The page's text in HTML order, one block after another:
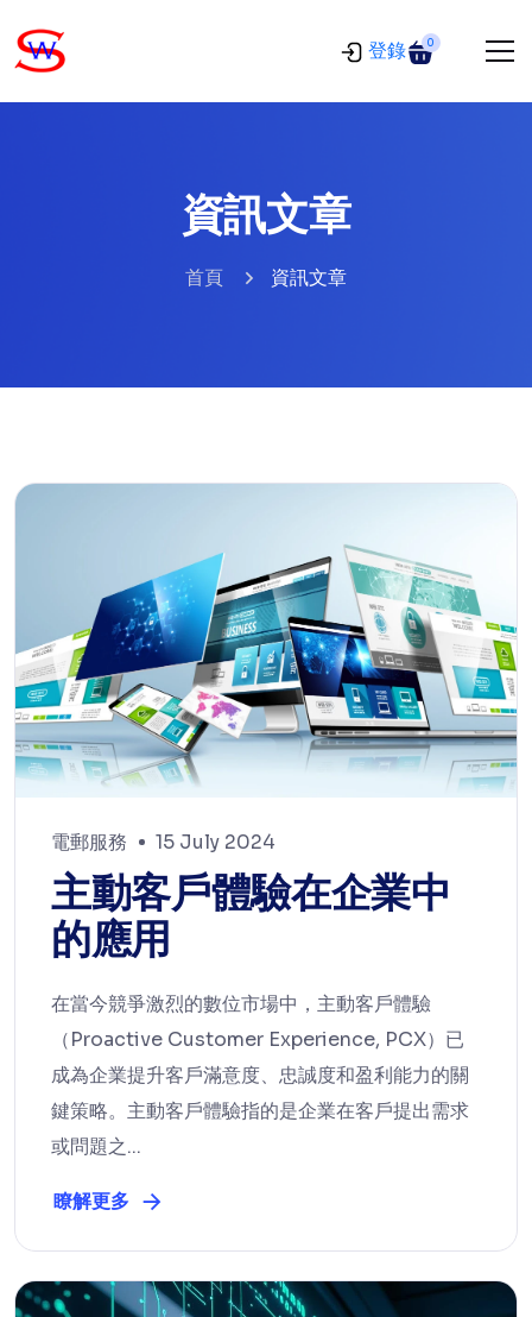
登錄 0
資訊文章
首頁 資訊文章
電郵服務 15 July 2024
主動客戶體驗在企業中
的應用
在當今競爭激烈的數位市場中，主動客戶體驗
（Proactive Customer Experience, PCX）已
成為企業提升客戶滿意度、忠誠度和盈利能力的關
鍵策略。主動客戶體驗指的是企業在客戶提出需求
或問題之...
瞭解更多